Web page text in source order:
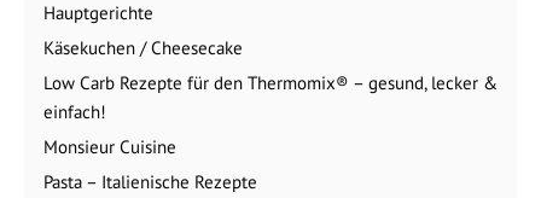
Hauptgerichte
Käsekuchen / Cheesecake
Low Carb Rezepte für den Thermomix® – gesund, lecker &
einfach!
Monsieur Cuisine
Pasta – Italienische Rezepte